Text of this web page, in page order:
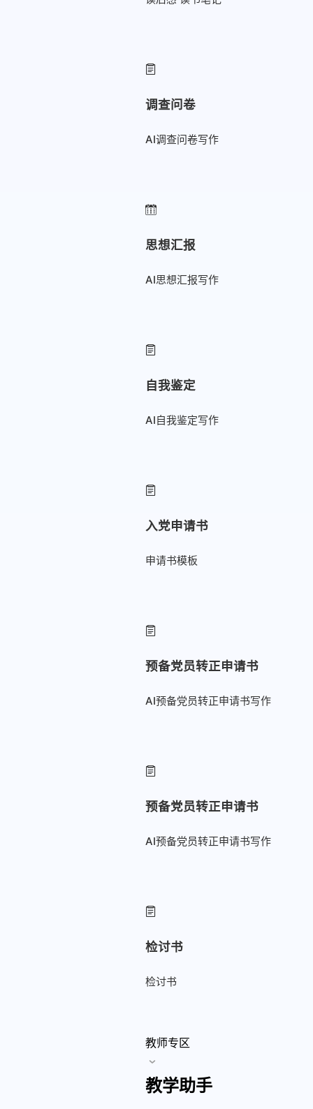
调查问卷
AI调查问卷写作
思想汇报
AI思想汇报写作
自我鉴定
AI自我鉴定写作
入党申请书
申请书模板
预备党员转正申请书
AI预备党员转正申请书写作
预备党员转正申请书
AI预备党员转正申请书写作
检讨书
检讨书
教师专区
教学助手